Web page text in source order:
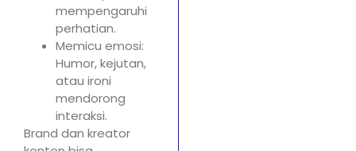
mempengaruhi
perhatian.
Memicu emosi:
Humor, kejutan,
atau ironi
mendorong
interaksi.
Brand dan kreator